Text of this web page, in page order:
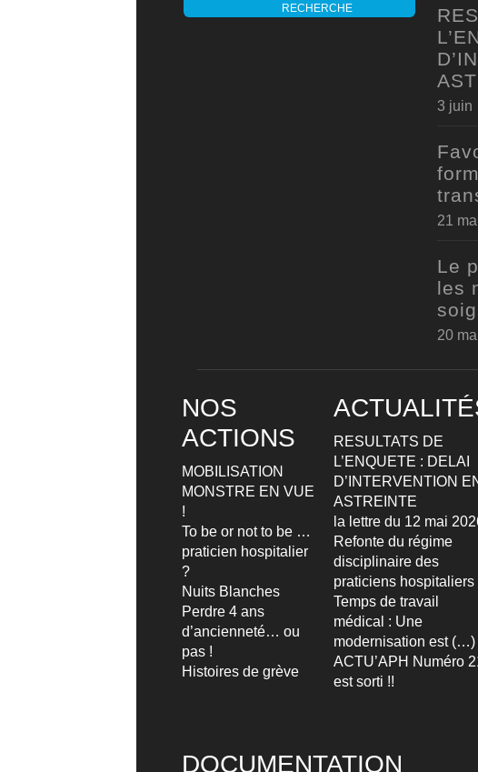
RECHERCHE
3 juin
21
Le
les
20
NOS
ACTIONS
MOBILISATION
MONSTRE EN VUE
!
To be or not to be …
praticien hospitalier
?
Nuits Blanches
Perdre 4 ans
d’ancienneté… ou
pas !
Histoires de grève
RESULTATS DE
L’ENQUETE : DELAI
D’INTERVENTION
ASTREINTE
la lettre du 12 mai
Refonte du régime
disciplinaire des
praticiens hospitaliers
Temps de travail
médical : Une
modernisation est (…)
ACTU’APH Numéro
est sorti !!
DOCUMENTATION